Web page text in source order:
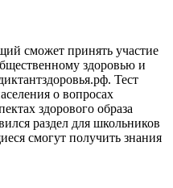
сможет принять участие
здоровью и
Тест
о вопросах
здорового образа
раздел для школьников
смогут получить знания